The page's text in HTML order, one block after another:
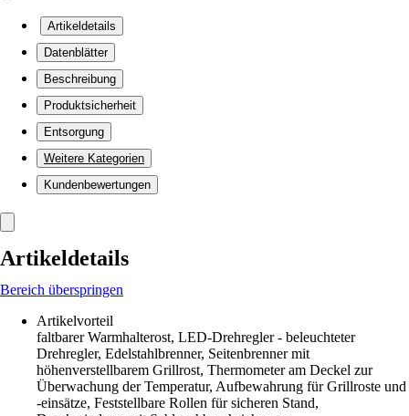
Artikeldetails
Datenblätter
Beschreibung
Produktsicherheit
Entsorgung
Weitere Kategorien
Kundenbewertungen
Artikeldetails
Bereich überspringen
Artikelvorteil
faltbarer Warmhalterost, LED-Drehregler - beleuchteter
Drehregler, Edelstahlbrenner, Seitenbrenner mit
höhenverstellbarem Grillrost, Thermometer am Deckel zur
Überwachung der Temperatur, Aufbewahrung für Grillroste und
-einsätze, Feststellbare Rollen für sicheren Stand,